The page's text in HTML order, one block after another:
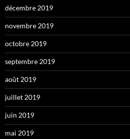
décembre 2019
novembre 2019
octobre 2019
septembre 2019
août 2019
juillet 2019
juin 2019
mai 2019